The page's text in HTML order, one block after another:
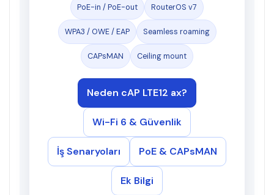
PoE-in / PoE-out RouterOS v7
WPA3 / OWE / EAP Seamless roaming
CAPsMAN Ceiling mount
Neden cAP LTE12 ax?
Wi-Fi 6 & Güvenlik
İş Senaryoları PoE & CAPsMAN
Ek Bilgi